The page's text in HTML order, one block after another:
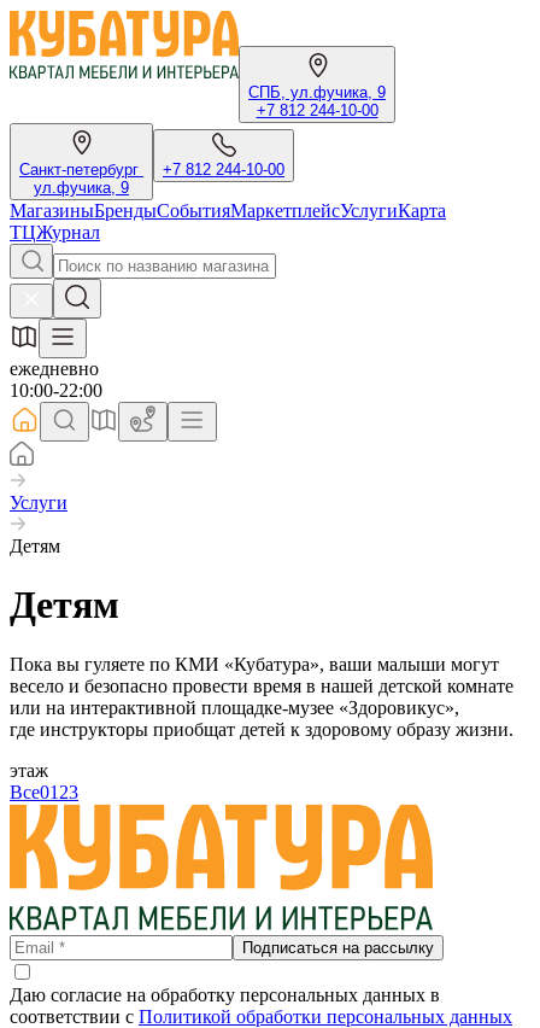
СПБ, ул.фучика, 9
+7 812 244-10-00
Санкт-петербург
ул.фучика, 9
+7 812 244-10-00
МагазиныБрендыСобытияМаркетплейсУслугиКарта
ТЦЖурнал
ежедневно
10:00-22:00
Услуги
Детям
Детям
Пока вы гуляете по КМИ «Кубатура», ваши малыши могут
весело и безопасно провести время в нашей детской комнате
или на интерактивной площадке-музее «Здоровикус»,
где инструкторы приобщат детей к здоровому образу жизни.
этаж
Все01 23
Подписаться на рассылку
Даю согласие на обработку персональных данных в
соответствии с Политикой обработки персональных данных